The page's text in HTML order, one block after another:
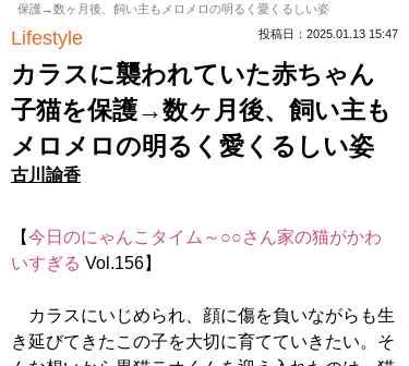
保護→数ヶ月後、飼い主もメロメロの明るく愛くるしい姿
Lifestyle 投稿日：2025.01.13 15:47
カラスに襲われていた赤ちゃん
子猫を保護→数ヶ月後、飼い主も
メロメロの明るく愛くるしい姿
古川諭香
【今日のにゃんこタイム～○○さん家の猫がかわ
いすぎる Vol.156】
カラスにいじめられ、顔に傷を負いながらも生
き延びてきたこの子を大切に育てていきたい。そ